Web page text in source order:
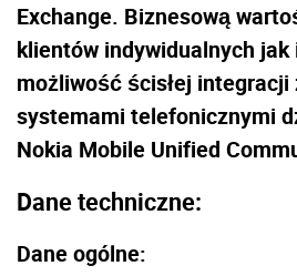
Exchange. Biznesową
klientów indywidualnych
możliwość ścisłej
systemami telefonicznymi
Nokia Mobile Unified
Dane techniczne:
Dane ogólne: